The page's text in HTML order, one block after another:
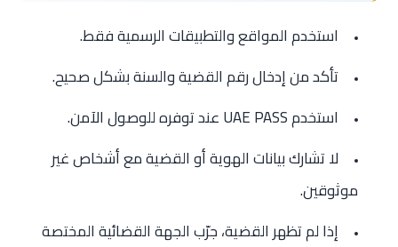
استخدم المواقع والتطبيقات الرسمية فقط.
تأكد من إدخال رقم القضية والسنة بشكل صحيح.
استخدم UAE PASS عند توفره للوصول الآمن.
لا تشارك بيانات الهوية أو القضية مع أشخاص غير
موثوقين.
إذا لم تظهر القضية، جرّب الجهة القضائية المختصة